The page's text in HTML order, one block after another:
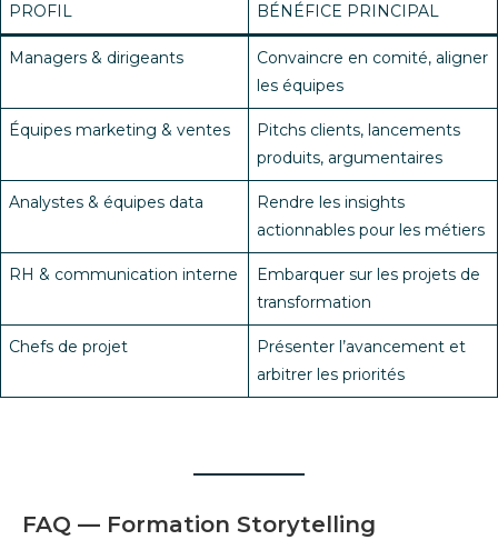
PROFIL BÉNÉFICE PRINCIPAL
Managers & dirigeants
Convaincre en comité, aligner
les équipes
Équipes marketing & ventes
Pitchs clients, lancements
produits, argumentaires
Analystes & équipes data
Rendre les insights
actionnables pour les métiers
RH & communication interne
Embarquer sur les projets de
transformation
Chefs de projet
Présenter l’avancement et
arbitrer les priorités
FAQ — Formation Storytelling